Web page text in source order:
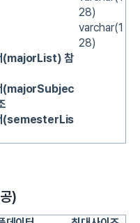
28)
varchar(1
28)
(majorList) 참
(majorSubjec
(semesterLis
)